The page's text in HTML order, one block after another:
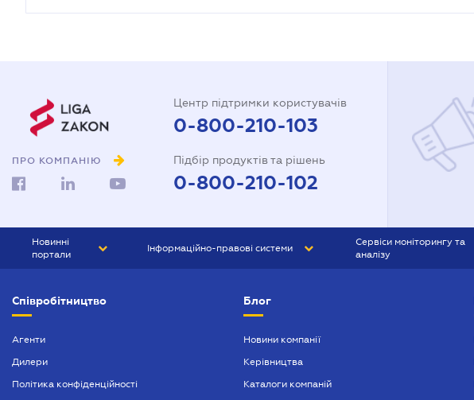
ПРО КОМПАНІЮ
Центр підтримки користувачів
0-800-210-103
Підбір продуктів та рішень
0-800-210-102
Новинні
портали
БІЗНЕС
Інформаційно-правові системи
БУХГАЛТЕР ПРОФ
Сервіси моніторингу та
аналізу
Співробітництво
Агенти
Дилери
Політика конфіденційності
Блог
Новини компанії
Керівництва
Каталоги компаній